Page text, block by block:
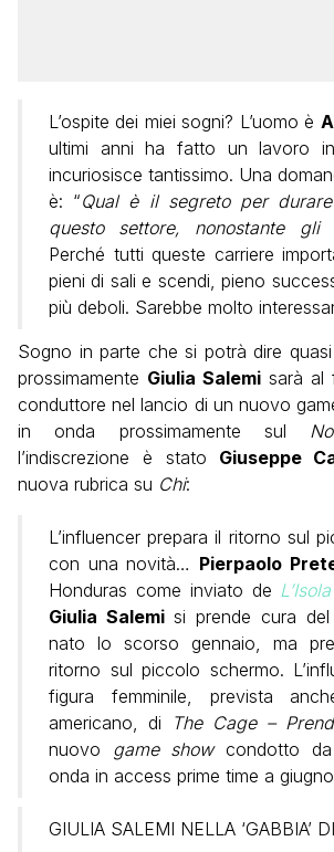
L’ospite dei miei sogni? L’uomo è
ultimi anni ha fatto un lavoro
incuriosisce tantissimo. Una
è: “Qual è il segreto per
questo settore, nonostante gli
Perché tutti queste carriere
pieni di sali e scendi, pieno
più deboli. Sarebbe molto
Sogno in parte che si potrà dire
prossimamente Giulia Salemi sarà al
conduttore nel lancio di un nuovo
in onda prossimamente sul
l’indiscrezione è stato Giuseppe
nuova rubrica su Chi:
L’influencer prepara il ritorno sul
con una novità… Pierpaolo
Honduras come inviato de
Giulia Salemisi prende cura del
nato lo scorso gennaio, ma
ritorno sul piccolo schermo.
figura femminile, prevista
americano, di
The Cage –
nuovo game showcondotto da
onda in access prime time a
GIULIA SALEMI NELLA ‘GABBIA’